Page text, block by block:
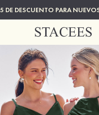
DE DESCUENTO PARA